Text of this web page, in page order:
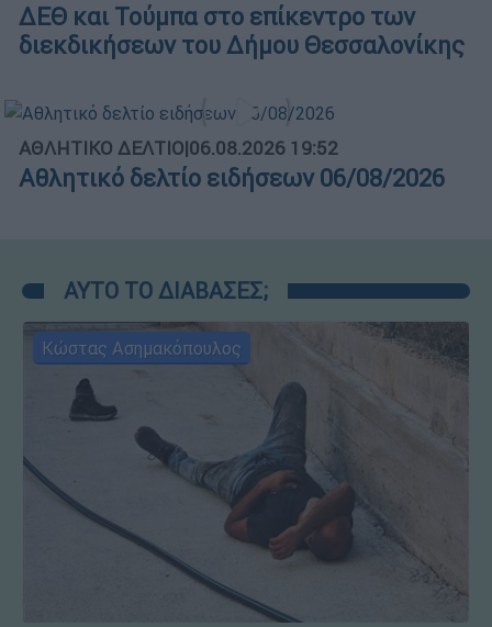
ΔΕΘ και Τούμπα στο επίκεντρο των
διεκδικήσεων του Δήμου Θεσσαλονίκης
ΑΘΛΗΤΙΚΟ ΔΕΛΤΙΟ|06.08.2026 19:52
Αθλητικό δελτίο ειδήσεων 06/08/2026
ΑΥΤΟ ΤΟ ΔΙΑΒΑΣΕΣ;
Κώστας Ασημακόπουλος